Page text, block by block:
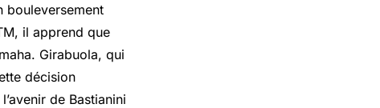
bouleversement
il apprend que
Girabuola, qui
décision
de Bastianini